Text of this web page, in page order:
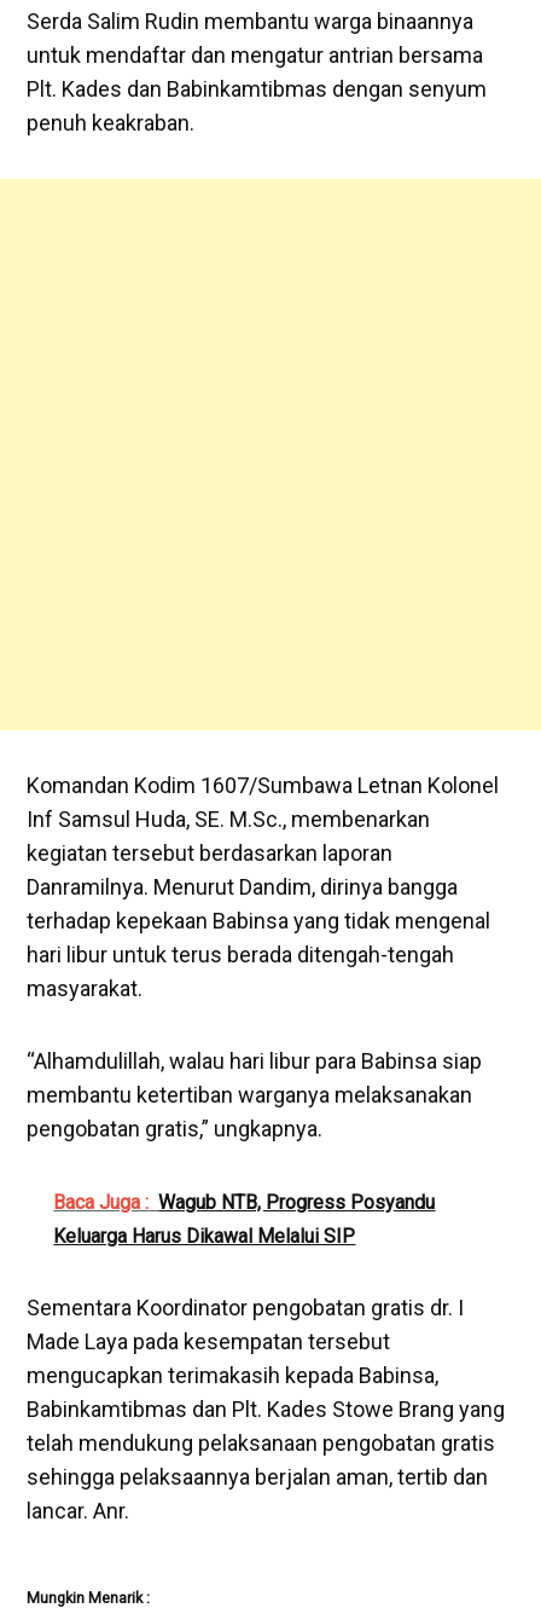
Serda Salim Rudin membantu warga binaannya
untuk mendaftar dan mengatur antrian bersama
Plt. Kades dan Babinkamtibmas dengan senyum
penuh keakraban.
Komandan Kodim 1607/Sumbawa Letnan Kolonel
Inf Samsul Huda, SE. M.Sc., membenarkan
kegiatan tersebut berdasarkan laporan
Danramilnya. Menurut Dandim, dirinya bangga
terhadap kepekaan Babinsa yang tidak mengenal
hari libur untuk terus berada ditengah-tengah
masyarakat.
“Alhamdulillah, walau hari libur para Babinsa siap
membantu ketertiban warganya melaksanakan
pengobatan gratis,” ungkapnya.
Baca Juga : Wagub NTB, Progress Posyandu
Keluarga Harus Dikawal Melalui SIP
Sementara Koordinator pengobatan gratis dr. I
Made Laya pada kesempatan tersebut
mengucapkan terimakasih kepada Babinsa,
Babinkamtibmas dan Plt. Kades Stowe Brang yang
telah mendukung pelaksanaan pengobatan gratis
sehingga pelaksaannya berjalan aman, tertib dan
lancar. Anr.
Mungkin Menarik :